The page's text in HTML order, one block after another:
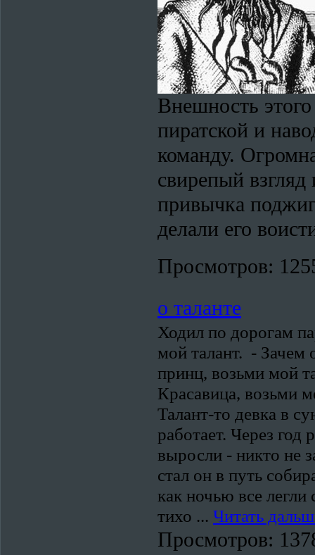
Внешность
пиратской и
команду.
свирепый
привычка
делали его
Просмотров:
о таланте
Ходил по дорогам
мой талант. - Зачем
принц, возьми мой
Красавица, возьми
Талант-то девка в
работает. Через
выросли - никто не
стал он в путь
как ночью все
тихо ... Читать
Просмотров: